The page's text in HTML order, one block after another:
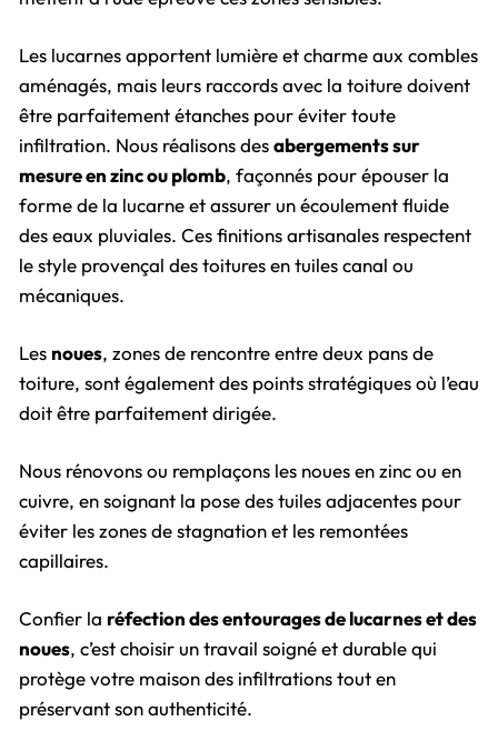
Les lucarnes apportent lumière et charme aux combles
aménagés, mais leurs raccords avec la toiture doivent
être parfaitement étanches pour éviter toute
infiltration. Nous réalisons desabergements sur
mesure en zinc ou plomb, façonnés pour épouser la
forme de la lucarne et assurer un écoulement fluide
des eaux pluviales. Ces finitions artisanales respectent
le style provençal des toitures en tuiles canal ou
mécaniques.
Les noues, zones de rencontre entre deux pans de
toiture, sont également des points stratégiques où l’eau
doit être parfaitement dirigée.
Nous rénovons ou remplaçons les noues en zinc ou en
cuivre, en soignant la pose des tuiles adjacentes pour
éviter les zones de stagnation et les remontées
capillaires.
Confier la réfection des entourages de lucarnes et des
noues, c’est choisir un travail soigné et durable qui
protège votre maison des infiltrations tout en
préservant son authenticité.